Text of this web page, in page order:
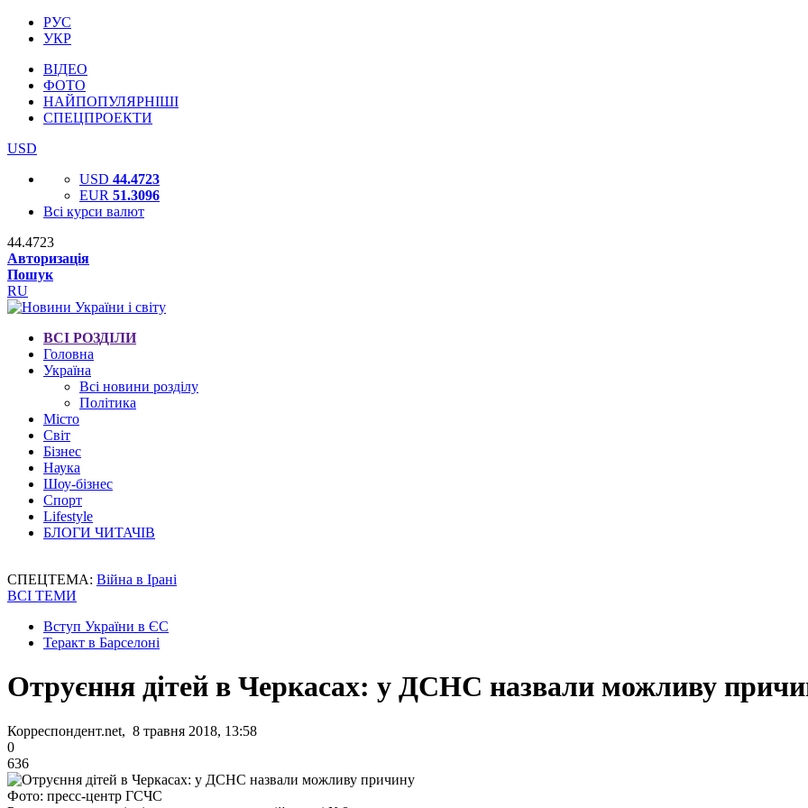
РУС
УКР
ВІДЕО
ФОТО
НАЙПОПУЛЯРНІШІ
СПЕЦПРОЕКТИ
USD
USD 44.4723
EUR 51.3096
Всі курси валют
44.4723
Авторизація
Пошук
RU
ВСІ РОЗДІЛИ
Головна
Україна
Всі новини розділу
Політика
Місто
Світ
Бізнес
Наука
Шоу-бізнес
Спорт
Lifestyle
БЛОГИ ЧИТАЧІВ
СПЕЦТЕМА: Війна в Ірані
ВСІ ТЕМИ
Вступ України в ЄС
Теракт в Барселоні
Отруєння дітей в Черкасах: у ДСНС назвали можливу
Корреспондент.net, 8 травня 2018, 13:58
0
636
Фото: пресс-центр ГСЧС